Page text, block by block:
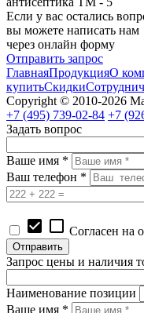
Если у вас остались
вы можете написать нам
через онлайн форму
Отправить запрос
ГлавнаяПродукцияО
купитьСкидки
Copyright © 2010-2026
+7 (495) 739-02-84 +7
Задать вопрос
Ваше имя *
Ваш телефон *
check_box check_box_outline_blank Согласен на
Запрос цены и наличия
Наименование позиции
Ваше имя *